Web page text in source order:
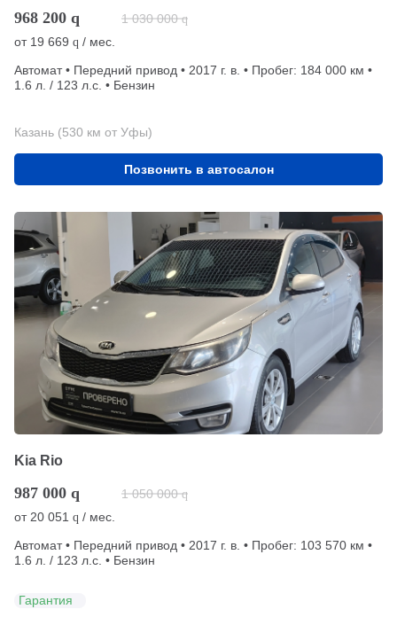
968 200 q 1 030 000 q
от 19 669 q / мес.
Автомат • Передний привод • 2017 г. в. • Пробег: 184 000 км •
1.6 л. / 123 л.с. • Бензин
Казань (530 км от Уфы)
Позвонить в автосалон
Kia Rio
987 000 q 1 050 000 q
от 20 051 q / мес.
Автомат • Передний привод • 2017 г. в. • Пробег: 103 570 км •
1.6 л. / 123 л.с. • Бензин
Гарантия